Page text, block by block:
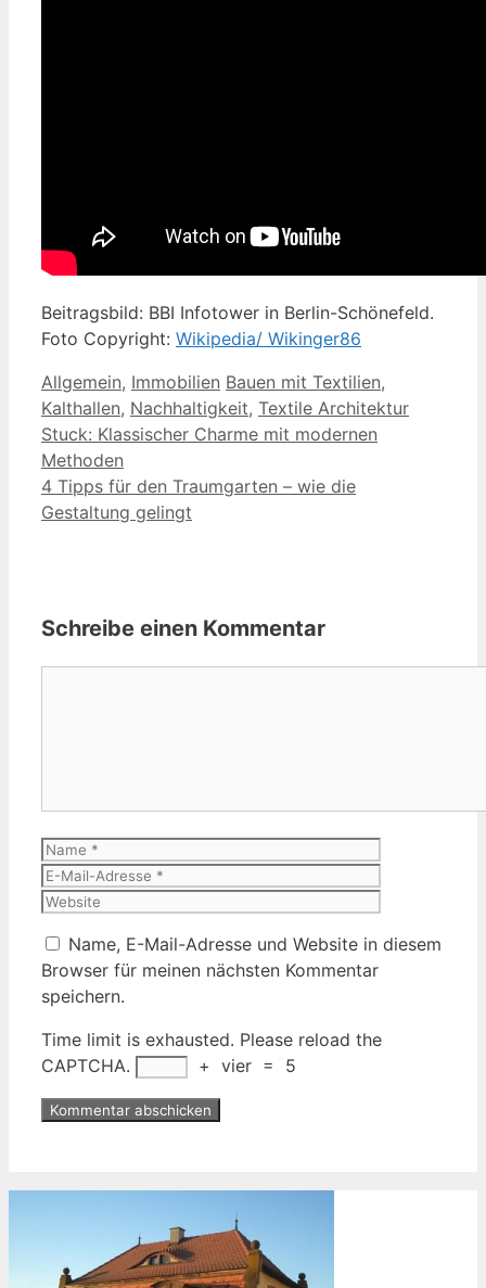
Beitragsbild: BBI Infotower in Berlin-Schönefeld.
Foto Copyright: Wikipedia/ Wikinger86
Kategorien
Allgemein, Immobilien Schlagwörter
Bauen mit Textilien,
Kalthallen, Nachhaltigkeit, Textile Architektur
Stuck: Klassischer Charme mit modernen
Methoden
4 Tipps für den Traumgarten – wie die
Gestaltung gelingt
Schreibe einen Kommentar
Name
Name, E-Mail-Adresse und Website in diesem
Browser für meinen nächsten Kommentar
speichern.
Time limit is exhausted. Please reload the
CAPTCHA.
+ vier = 5